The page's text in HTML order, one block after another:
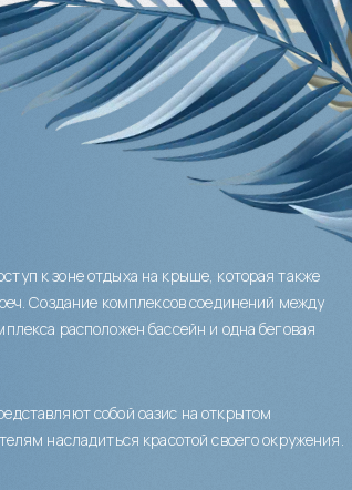
к зоне отдыха на крыше, которая также
Создание комплексов соединений между
расположен бассейн и одна беговая
собой оазис на открытом
насладиться красотой своего окружения.